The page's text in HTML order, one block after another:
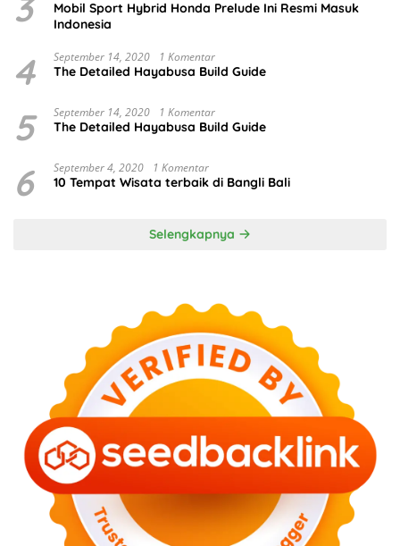
Mobil Sport Hybrid Honda Prelude Ini Resmi Masuk
Indonesia
4 September 14, 2020 1 Komentar
The Detailed Hayabusa Build Guide
5 September 14, 2020 1 Komentar
The Detailed Hayabusa Build Guide
6 September 4, 2020 1 Komentar
10 Tempat Wisata terbaik di Bangli Bali
Selengkapnya